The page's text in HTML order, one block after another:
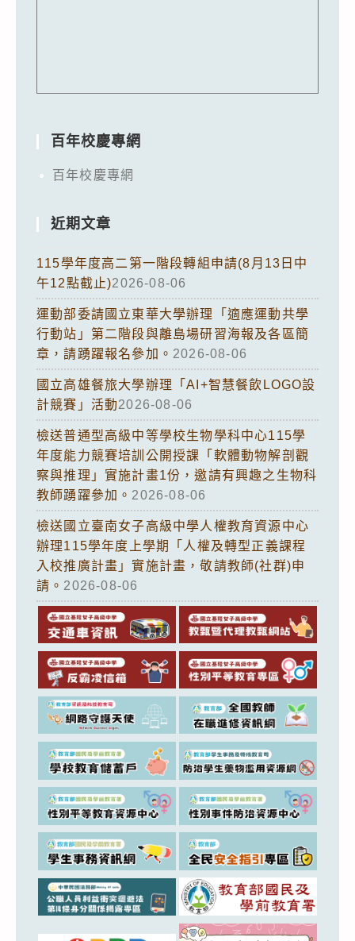
百年校慶專網
百年校慶專網
近期文章
115學年度高二第一階段轉組申請(8月13日中
午12點截止)2026-08-06
運動部委請國立東華大學辦理「適應運動共學
行動站」第二階段與離島場研習海報及各區簡
章，請踴躍報名參加。 2026-08-06
國立高雄餐旅大學辦理「AI+智慧餐飲LOGO設
計競賽」活動2026-08-06
檢送普通型高級中等學校生物學科中心115學
年度能力競賽培訓公開授課「軟體動物解剖觀
察與推理」實施計畫1份，邀請有興趣之生物科
教師踴躍參加。 2026-08-06
檢送國立臺南女子高級中學人權教育資源中心
辦理115學年度上學期「人權及轉型正義課程
入校推廣計畫」實施計畫，敬請教師(社群)申
請。 2026-08-06